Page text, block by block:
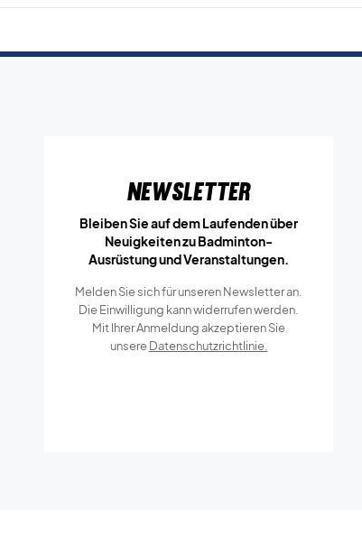
Newsletter
Bleiben Sie auf dem Laufenden über
Neuigkeiten zu Badminton-
Ausrüstung und Veranstaltungen.
Melden Sie sich für unseren Newsletter an.
Die Einwilligung kann widerrufen werden.
Mit Ihrer Anmeldung akzeptieren Sie
unsereDatenschutzrichtlinie.